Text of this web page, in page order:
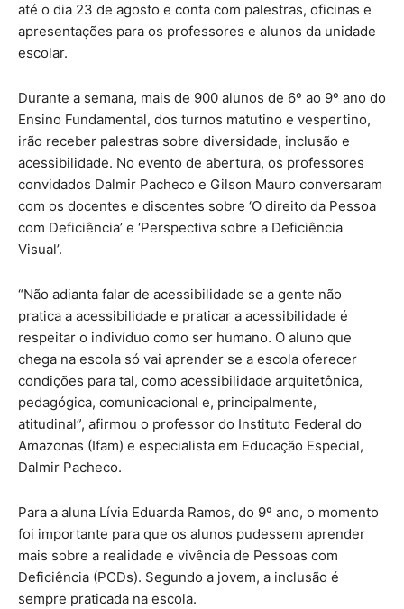
até o dia 23 de agosto e conta com palestras, oficinas e
apresentações para os professores e alunos da unidade
escolar.
Durante a semana, mais de 900 alunos de 6º ao 9º ano do
Ensino Fundamental, dos turnos matutino e vespertino,
irão receber palestras sobre diversidade, inclusão e
acessibilidade. No evento de abertura, os professores
convidados Dalmir Pacheco e Gilson Mauro conversaram
com os docentes e discentes sobre ‘O direito da Pessoa
com Deficiência’ e ‘Perspectiva sobre a Deficiência
Visual’.
“Não adianta falar de acessibilidade se a gente não
pratica a acessibilidade e praticar a acessibilidade é
respeitar o indivíduo como ser humano. O aluno que
chega na escola só vai aprender se a escola oferecer
condições para tal, como acessibilidade arquitetônica,
pedagógica, comunicacional e, principalmente,
atitudinal”, afirmou o professor do Instituto Federal do
Amazonas (Ifam) e especialista em Educação Especial,
Dalmir Pacheco.
Para a aluna Lívia Eduarda Ramos, do 9º ano, o momento
foi importante para que os alunos pudessem aprender
mais sobre a realidade e vivência de Pessoas com
Deficiência (PCDs). Segundo a jovem, a inclusão é
sempre praticada na escola.